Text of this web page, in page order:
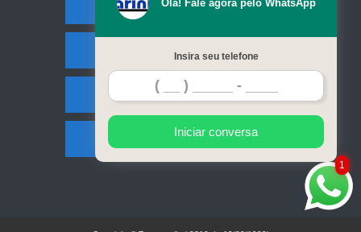
Missão
Serviços
Contato
Mapa do site
1
Olá! Fale agora pelo WhatsApp
Insira seu telefone
Iniciar conversa